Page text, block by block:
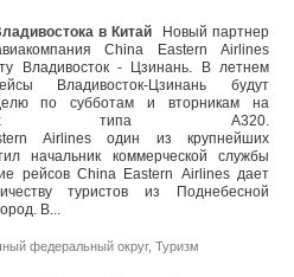
в Китай Новый партнер
China Eastern Airlines
Владивосток - Цзинань. В летнем
Владивосток-Цзинань будут
по субботам и вторникам на
типа A320.
Airlines один из крупнейших
начальник коммерческой службы
рейсов China Eastern Airlines дает
туристов из Поднебесной
В...
федеральный округ, Туризм